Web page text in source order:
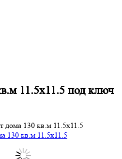
11.5х11.5 под ключ
дома 130 кв.м 11.5х11.5